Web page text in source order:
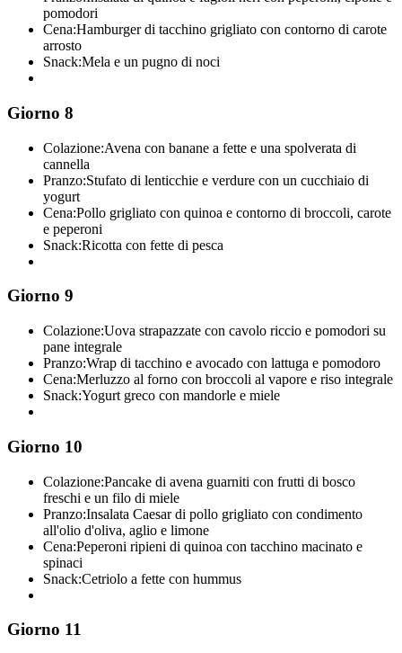
pomodori
Cena:Hamburger di tacchino grigliato con contorno di carote
arrosto
Snack:Mela e un pugno di noci
Giorno 8
Colazione:Avena con banane a fette e una spolverata di
cannella
Pranzo:Stufato di lenticchie e verdure con un cucchiaio di
yogurt
Cena:Pollo grigliato con quinoa e contorno di broccoli, carote
e peperoni
Snack:Ricotta con fette di pesca
Giorno 9
Colazione:Uova strapazzate con cavolo riccio e pomodori su
pane integrale
Pranzo:Wrap di tacchino e avocado con lattuga e pomodoro
Cena:Merluzzo al forno con broccoli al vapore e riso integrale
Snack:Yogurt greco con mandorle e miele
Giorno 10
Colazione:Pancake di avena guarniti con frutti di bosco
freschi e un filo di miele
Pranzo:Insalata Caesar di pollo grigliato con condimento
all'olio d'oliva, aglio e limone
Cena:Peperoni ripieni di quinoa con tacchino macinato e
spinaci
Snack:Cetriolo a fette con hummus
Giorno 11